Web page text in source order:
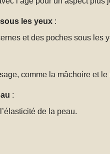
les yeux :
et des poches sous les
comme la mâchoire et le
:
de la peau.